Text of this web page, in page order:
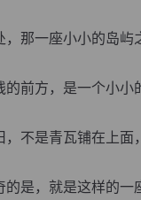
一座小小的岛屿之
方，是一个小小
是青瓦铺在上面
，就是这样的一